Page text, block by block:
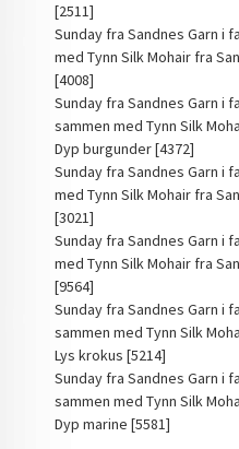
[2511]
Sunday fra Sandnes Garn i
med Tynn Silk Mohair fra
[4008]
Sunday fra Sandnes Garn i
sammen med Tynn Silk
Dyp burgunder [4372]
Sunday fra Sandnes Garn i
med Tynn Silk Mohair fra
[3021]
Sunday fra Sandnes Garn i
med Tynn Silk Mohair fra
[9564]
Sunday fra Sandnes Garn i
sammen med Tynn Silk
Lys krokus [5214]
Sunday fra Sandnes Garn i
sammen med Tynn Silk
Dyp marine [5581]